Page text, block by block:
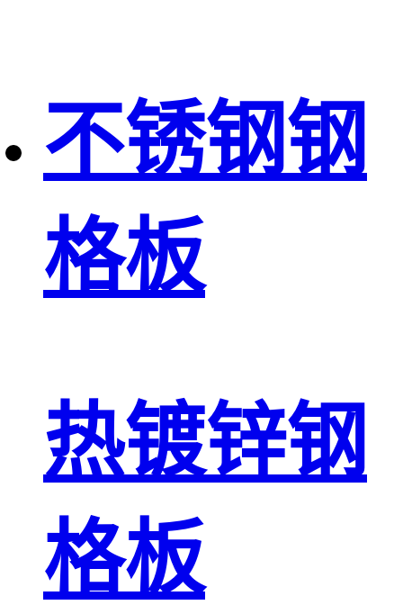
不锈钢钢
格板
热镀锌钢
格板